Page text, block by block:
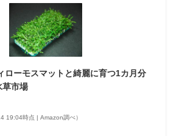
ローモスマットと綺麗に育つ1カ月分
草市場
19:04時点 | Amazon調べ）